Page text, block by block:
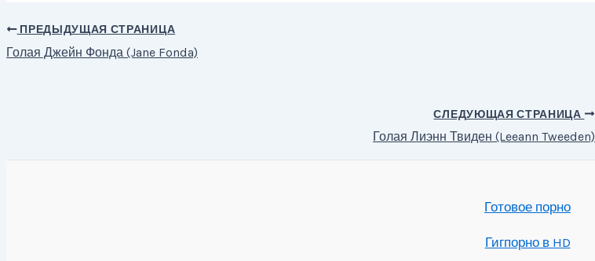
Навигация
по
ПРЕДЫДУЩАЯ СТРАНИЦА
Голая Джейн Фонда (Jane Fonda)
СЛЕДУЮЩАЯ СТРАНИЦА
Голая Лиэнн Твиден (Leeann Tweeden)
Готовое порно
Гигпорно в HD